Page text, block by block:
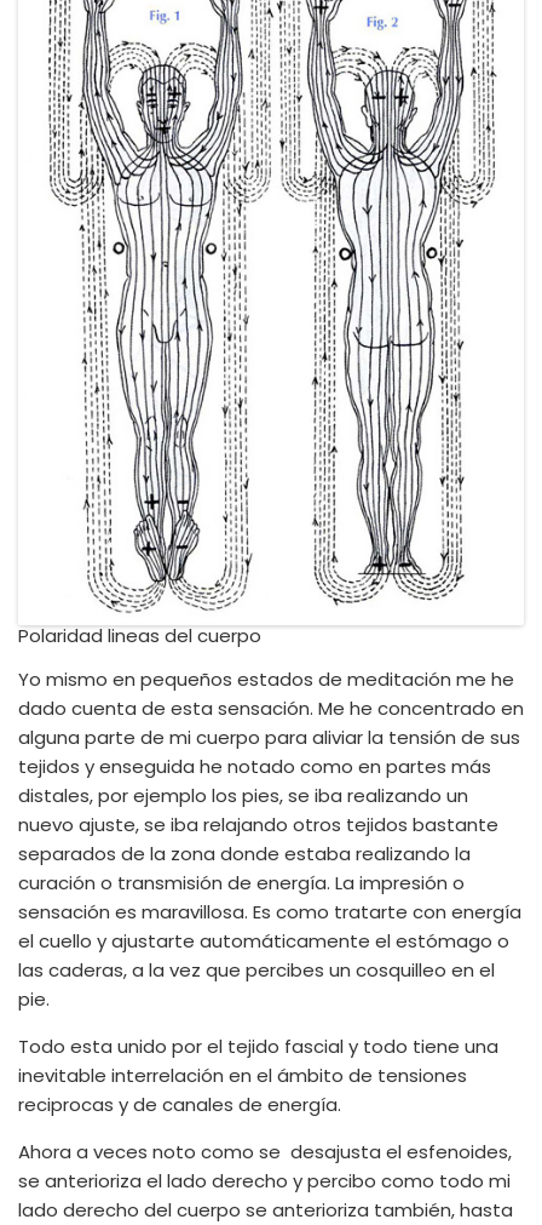
Polaridad lineas del cuerpo
Yo mismo en pequeños estados de meditación me he
dado cuenta de esta sensación. Me he concentrado en
alguna parte de mi cuerpo para aliviar la tensión de sus
tejidos y enseguida he notado como en partes más
distales, por ejemplo los pies, se iba realizando un
nuevo ajuste, se iba relajando otros tejidos bastante
separados de la zona donde estaba realizando la
curación o transmisión de energía. La impresión o
sensación es maravillosa. Es como tratarte con energía
el cuello y ajustarte automáticamente el estómago o
las caderas, a la vez que percibes un cosquilleo en el
pie.
Todo esta unido por el tejido fascial y todo tiene una
inevitable interrelación en el ámbito de tensiones
reciprocas y de canales de energía.
Ahora a veces noto como se desajusta el esfenoides,
se anterioriza el lado derecho y percibo como todo mi
lado derecho del cuerpo se anterioriza también, hasta